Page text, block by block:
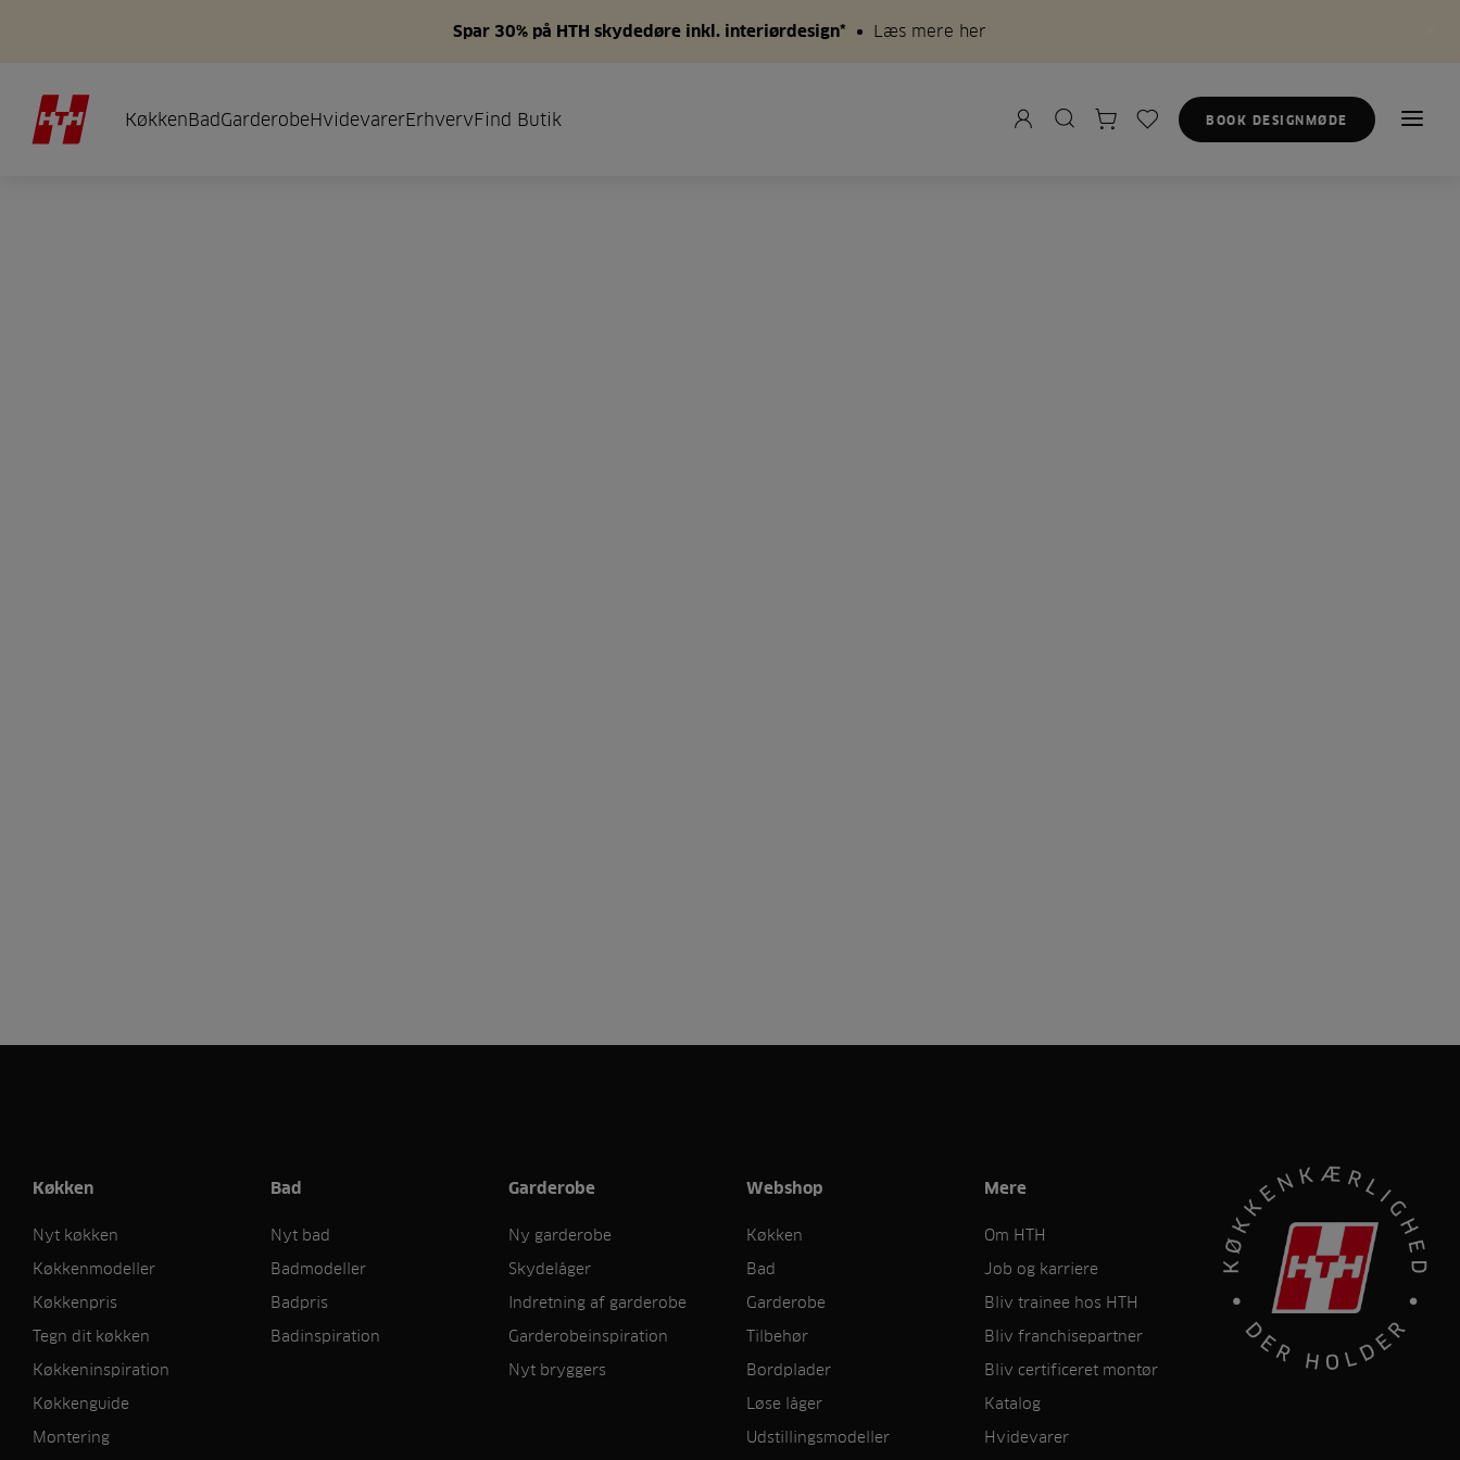
Spar 30% på HTH skydedøre inkl. interiørdesign* Læs mere her
KøkkenBadGarderobeHvidevarerErhvervFind Butik BOOK DESIGNMØDE
Køkken
Nyt køkken
Køkkenmodeller
Køkkenpris
Tegn dit køkken
Køkkeninspiration
Køkkenguide
Montering
Bad
Nyt bad
Badmodeller
Badpris
Badinspiration
Garderobe
Ny garderobe
Skydelåger
Indretning af garderobe
Garderobeinspiration
Nyt bryggers
Webshop
Køkken
Bad
Garderobe
Tilbehør
Bordplader
Løse låger
Udstillingsmodeller
Mere
Om HTH
Job og karriere
Bliv trainee hos HTH
Bliv franchisepartner
Bliv certificeret montør
Katalog
Hvidevarer